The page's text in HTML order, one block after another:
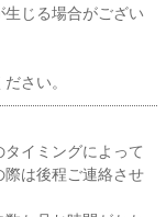
じる場合がござい
さい。
イミングによって
は後程ご連絡させ